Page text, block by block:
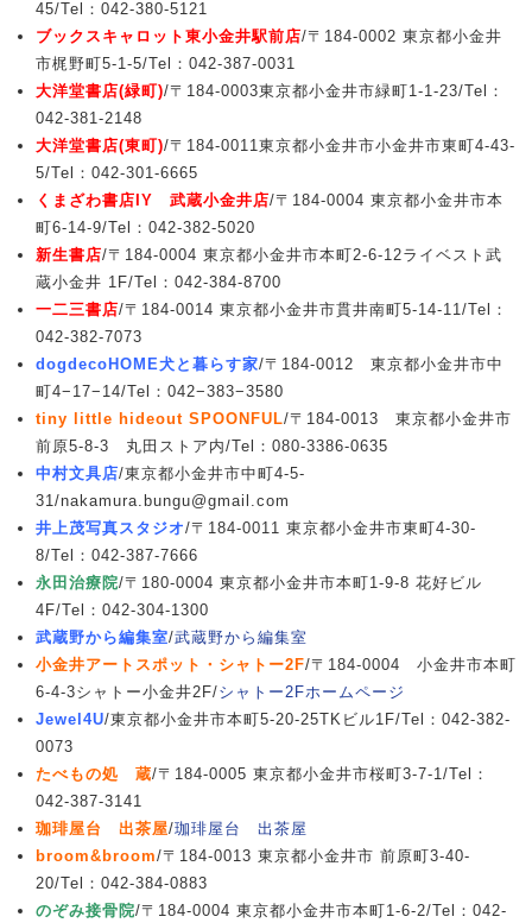
45/Tel：042-380-5121
ブックスキャロット東小金井駅前店/〒184-0002 東京都小金井
市梶野町5-1-5/Tel：042-387-0031
大洋堂書店(緑町)/〒184-0003東京都小金井市緑町1-1-23/Tel：
042-381-2148
大洋堂書店(東町)/〒184-0011東京都小金井市小金井市東町4-43-
5/Tel：042-301-6665
くまざわ書店IY 武蔵小金井店/〒184-0004 東京都小金井市本
町6-14-9/Tel：042-382-5020
新生書店/〒184-0004 東京都小金井市本町2-6-12ライベスト武
蔵小金井 1F/Tel：042-384-8700
一二三書店/〒184-0014 東京都小金井市貫井南町5-14-11/Tel：
042-382-7073
dogdecoHOME犬と暮らす家/〒184-0012 東京都小金井市中
町4−17−14/Tel：042−383−3580
tiny little hideout SPOONFUL/〒184-0013 東京都小金井市
前原5-8-3 丸田ストア内/Tel：080-3386-0635
中村文具店/東京都小金井市中町4-5-
31/nakamura.bungu@gmail.com
井上茂写真スタジオ/〒184-0011 東京都小金井市東町4-30-
8/Tel：042-387-7666‎
永田治療院/〒180-0004 東京都小金井市本町1-9-8 花好ビル
4F/Tel：042-304-1300
武蔵野から編集室/武蔵野から編集室
小金井アートスポット・シャトー2F/〒184-0004 小金井市本町
6-4-3シャトー小金井2F/シャトー2Fホームページ
Jewel4U/東京都小金井市本町5-20-25TKビル1F/Tel：042-382-
0073
たべもの処 蔵/〒184-0005 東京都小金井市桜町3-7-1/Tel：
042-387-3141
珈琲屋台 出茶屋/珈琲屋台 出茶屋
broom&broom/〒184-0013 東京都小金井市 前原町3-40-
20/Tel：042-384-0883
のぞみ接骨院/〒184-0004 東京都小金井市本町1-6-2/Tel：042-